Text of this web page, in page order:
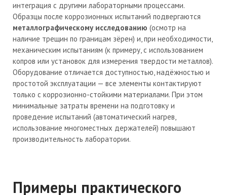
интеграция с другими лабораторными процессами.
Образцы после коррозионных испытаний подвергаются
металлографическому исследованию (осмотр на
наличие трещин по границам зёрен) и, при необходимости,
механическим испытаниям (к примеру, с использованием
копров или установок для измерения твердости металлов).
Оборудование отличается доступностью, надёжностью и
простотой эксплуатации — все элементы контактируют
только с коррозионно-стойкими материалами. При этом
минимальные затраты времени на подготовку и
проведение испытаний (автоматический нагрев,
использование многоместных держателей) повышают
производительность лаборатории.
Примеры практического